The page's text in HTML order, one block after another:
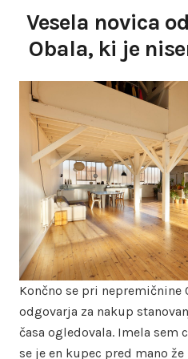
Vesela novica
Obala, ki je
Končno se pri nepremičnine
odgovarja za nakup
časa ogledovala. Imela sem
se je en kupec pred mano